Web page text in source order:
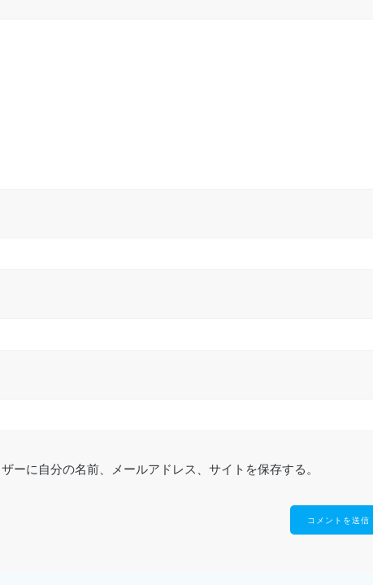
ーに自分の名前、メールアドレス、サイトを保存する。